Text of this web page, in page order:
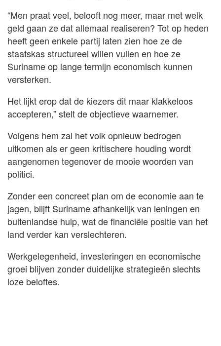
“Men praat veel, belooft nog meer, maar met welk
geld gaan ze dat allemaal realiseren? Tot op heden
heeft geen enkele partij laten zien hoe ze de
staatskas structureel willen vullen en hoe ze
Suriname op lange termijn economisch kunnen
versterken.
Het lijkt erop dat de kiezers dit maar klakkeloos
accepteren,” stelt de objectieve waarnemer.
Volgens hem zal het volk opnieuw bedrogen
uitkomen als er geen kritischere houding wordt
aangenomen tegenover de mooie woorden van
politici.
Zonder een concreet plan om de economie aan te
jagen, blijft Suriname afhankelijk van leningen en
buitenlandse hulp, wat de financiële positie van het
land verder kan verslechteren.
Werkgelegenheid, investeringen en economische
groei blijven zonder duidelijke strategieën slechts
loze beloftes.